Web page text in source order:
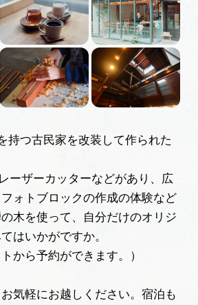
ション
ター記事
産
ト「ＶＩＳＩＴ岐阜県」
持つ古民家を改装して作られた
ーザーカッターなどがあり、広
ォトブロックの作成の体験など
木を使って、自分だけのオリジ
はいかがですか。
から予約ができます。）
気軽にお越しください。宿泊も